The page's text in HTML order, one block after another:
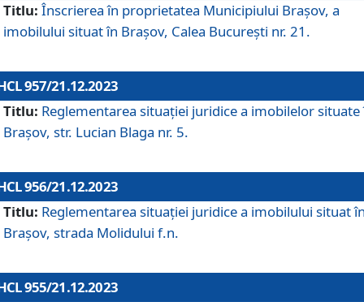
Titlu: Înscrierea în proprietatea Municipiului Brașov, a
imobilului situat în Brașov, Calea București nr. 21.
957/21.12.2023
Titlu: Reglementarea situației juridice a imobilelor situate
Brașov, str. Lucian Blaga nr. 5.
956/21.12.2023
Titlu: Reglementarea situației juridice a imobilului situat
Brașov, strada Molidului f.n.
955/21.12.2023